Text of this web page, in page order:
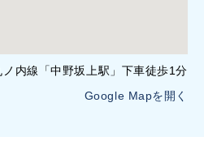
ノ内線「中野坂上駅」下車徒歩1分
Google Mapを開く